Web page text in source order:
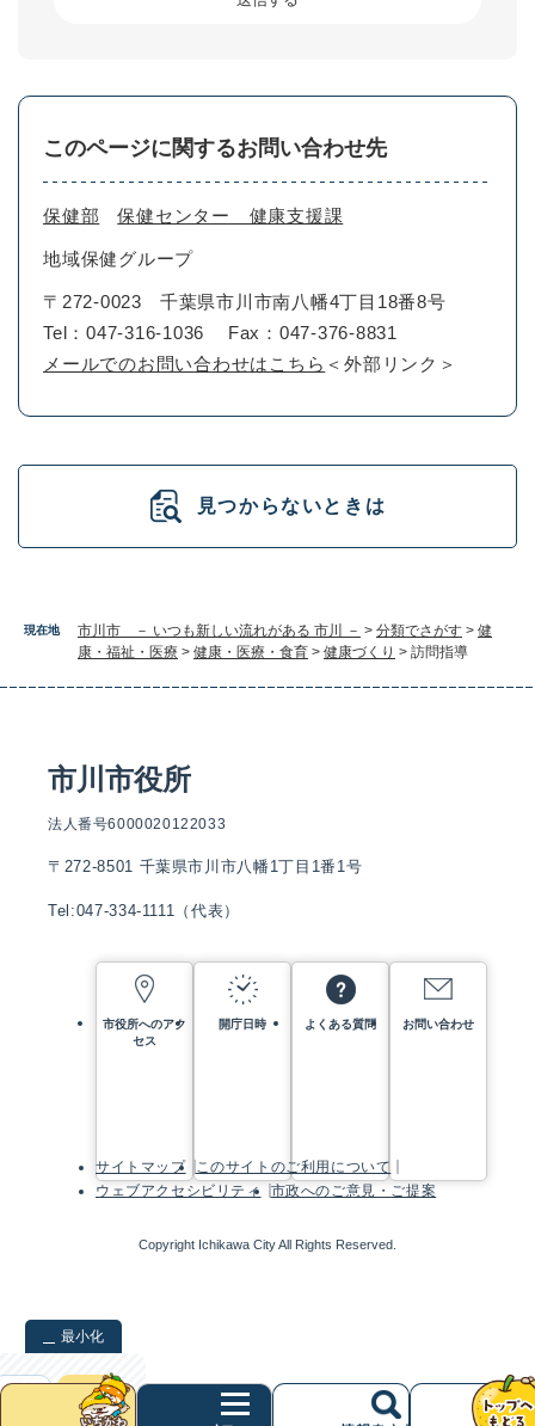
現在地 市川市 － いつも新しい流れがある 市川 － > 分類でさがす > 健
康・福祉・医療 > 健康・医療・食育 > 健康づくり > 訪問指導
このページに関するお問い合わせ先
保健部 保健センター 健康支援課
地域保健グループ
〒272-0023
千葉県市川市南八幡4丁目18番8号
Tel：047-316-1036
Fax：047-376-8831
メールでのお問い合わせはこちら ＜外部リンク＞
見つからないときは
市川市役所
法人番号6000020122033
〒272-8501 千葉県市川市八幡1丁目1番1号
Tel:047-334-1111（代表）
市役所へのアク
セス
開庁日時 よくある質問 お問い合わせ
サイトマップ
このサイトのご利用について
ウェブアクセシビリティ
市政へのご意見・ご提案
Copyright Ichikawa City All Rights Reserved.
最小化
検索
クリア